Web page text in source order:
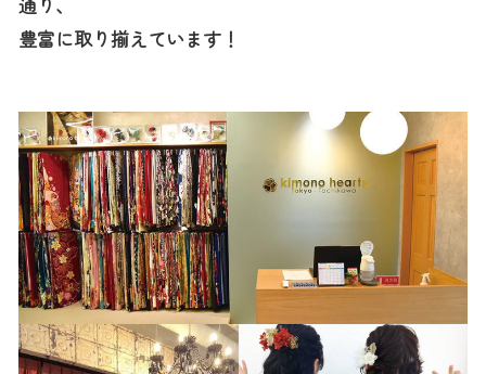
豊富に取り揃えています！